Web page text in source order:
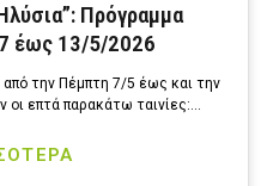
Πρόγραμμα
έως 13/5/2026
την Πέμπτη 7/5 έως και την
επτά παρακάτω ταινίες:…